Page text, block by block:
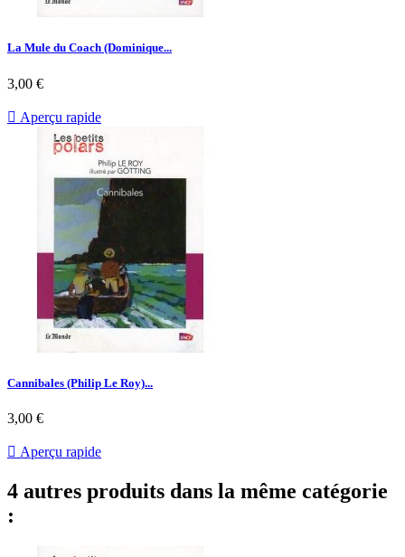
La Mule du Coach (Dominique...
Prix
3,00 €
 Aperçu rapide
Cannibales (Philip Le Roy)...
Prix
3,00 €
 Aperçu rapide
4 autres produits dans la même catégorie
: